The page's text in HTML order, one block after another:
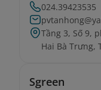
024.39423535
Tầng 3, Số 9,
Hai Bà Trưng,
Sgreen